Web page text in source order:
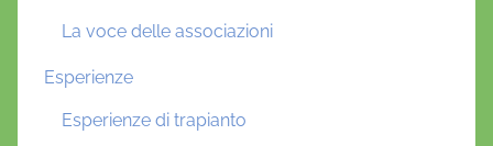
La voce delle associazioni
Esperienze
Esperienze di trapianto